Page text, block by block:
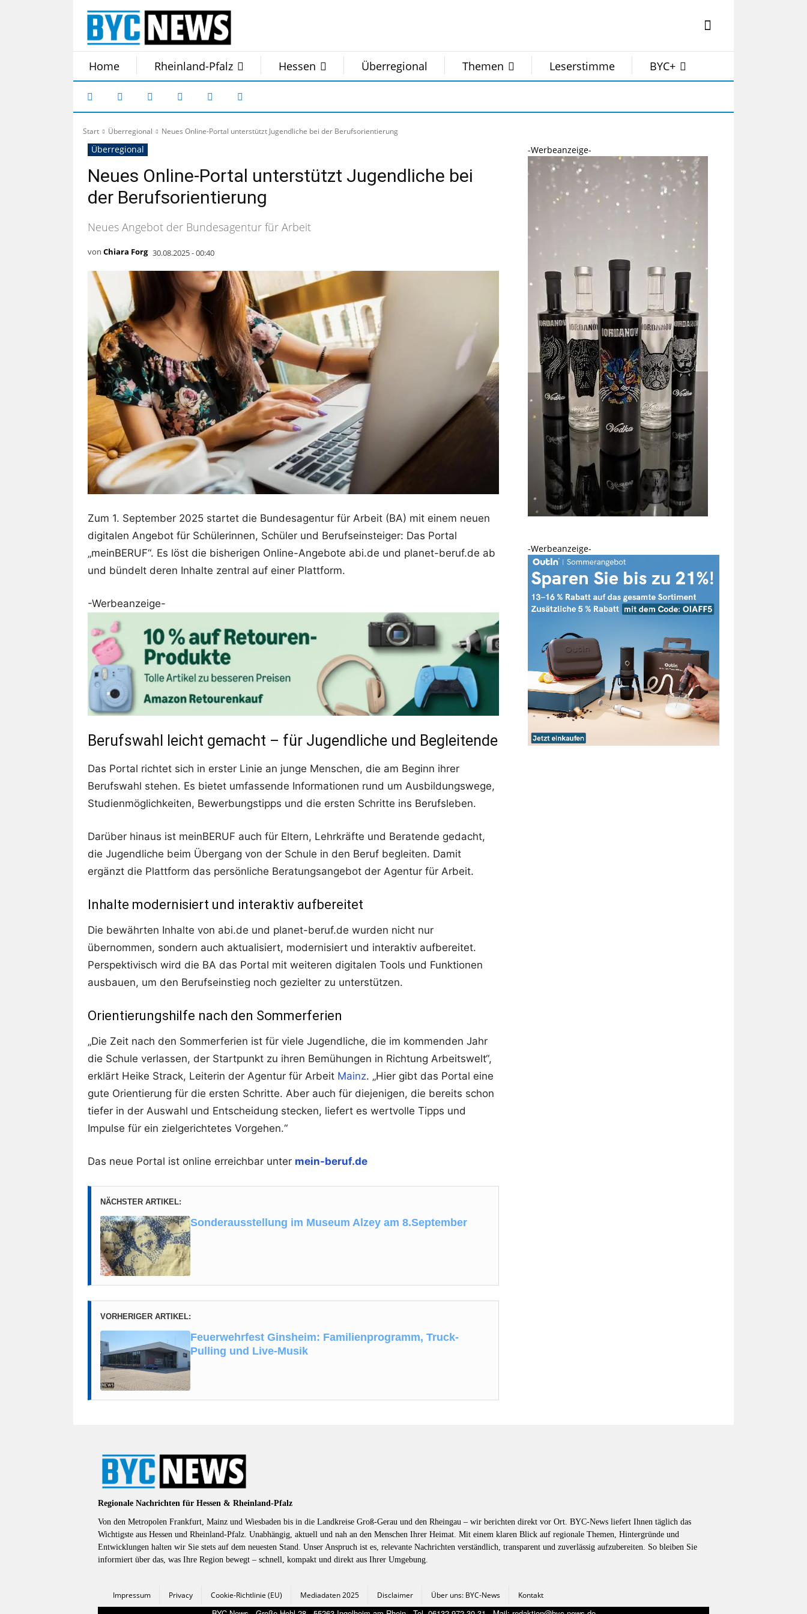
Home Rheinland-Pfalz Hessen Überregional Themen Leserstimme BYC+
Start Überregional Neues Online-Portal unterstützt Jugendliche bei der Berufsorientierung
Überregional
Neues Online-Portal unterstützt Jugendliche bei
der Berufsorientierung
Neues Angebot der Bundesagentur für Arbeit
von Chiara Forg 30.08.2025 - 00:40
Zum 1. September 2025 startet die Bundesagentur für Arbeit (BA) mit einem neuen
digitalen Angebot für Schülerinnen, Schüler und Berufseinsteiger: Das Portal
„meinBERUF“. Es löst die bisherigen Online-Angebote abi.de und planet-beruf.de ab
und bündelt deren Inhalte zentral auf einer Plattform.
-Werbeanzeige-
Berufswahl leicht gemacht – für Jugendliche und Begleitende
Das Portal richtet sich in erster Linie an junge Menschen, die am Beginn ihrer
Berufswahl stehen. Es bietet umfassende Informationen rund um Ausbildungswege,
Studienmöglichkeiten, Bewerbungstipps und die ersten Schritte ins Berufsleben.
Darüber hinaus ist meinBERUF auch für Eltern, Lehrkräfte und Beratende gedacht,
die Jugendliche beim Übergang von der Schule in den Beruf begleiten. Damit
ergänzt die Plattform das persönliche Beratungsangebot der Agentur für Arbeit.
Inhalte modernisiert und interaktiv aufbereitet
Die bewährten Inhalte von abi.de und planet-beruf.de wurden nicht nur
übernommen, sondern auch aktualisiert, modernisiert und interaktiv aufbereitet.
Perspektivisch wird die BA das Portal mit weiteren digitalen Tools und Funktionen
ausbauen, um den Berufseinstieg noch gezielter zu unterstützen.
Orientierungshilfe nach den Sommerferien
„Die Zeit nach den Sommerferien ist für viele Jugendliche, die im kommenden Jahr
die Schule verlassen, der Startpunkt zu ihren Bemühungen in Richtung Arbeitswelt“,
erklärt Heike Strack, Leiterin der Agentur für Arbeit Mainz. „Hier gibt das Portal eine
gute Orientierung für die ersten Schritte. Aber auch für diejenigen, die bereits schon
tiefer in der Auswahl und Entscheidung stecken, liefert es wertvolle Tipps und
Impulse für ein zielgerichtetes Vorgehen.“
Das neue Portal ist online erreichbar unter mein-beruf.de
NÄCHSTER ARTIKEL:
Sonderausstellung im Museum Alzey am 8.September
VORHERIGER ARTIKEL:
Feuerwehrfest Ginsheim: Familienprogramm, Truck-
Pulling und Live-Musik
-Werbeanzeige-
-Werbeanzeige-
Regionale Nachrichten für Hessen & Rheinland-Pfalz
Von den Metropolen Frankfurt, Mainz und Wiesbaden bis in die Landkreise Groß-Gerau und den Rheingau – wir berichten direkt vor Ort. BYC-News liefert Ihnen täglich das
Wichtigste aus Hessen und Rheinland-Pfalz. Unabhängig, aktuell und nah an den Menschen Ihrer Heimat. Mit einem klaren Blick auf regionale Themen, Hintergründe und
Entwicklungen halten wir Sie stets auf dem neuesten Stand. Unser Anspruch ist es, relevante Nachrichten verständlich, transparent und zuverlässig aufzubereiten. So bleiben Sie
informiert über das, was Ihre Region bewegt – schnell, kompakt und direkt aus Ihrer Umgebung.
Impressum Privacy Cookie-Richtlinie (EU) Mediadaten 2025 Disclaimer Über uns: BYC-News Kontakt